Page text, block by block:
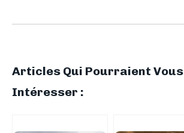
Articles Qui Pourraient Vous
Intéresser :